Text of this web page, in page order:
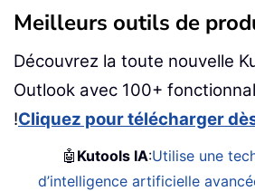
Meilleurs outils de
Découvrez la toute nouvelle
Outlook avec 100+
!Cliquez pour télécharger
🤖 Kutools IA:Utilise une
d’intelligence artificielle